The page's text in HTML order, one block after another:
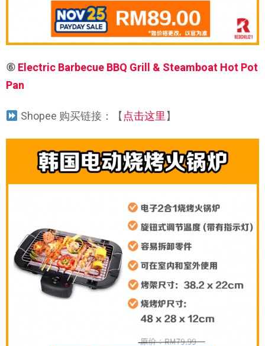
⑥ Electric Barbecue BBQ Grill & Steamboat Hot Pot
Pan
Shopee 购买链接：【 点击这里 】